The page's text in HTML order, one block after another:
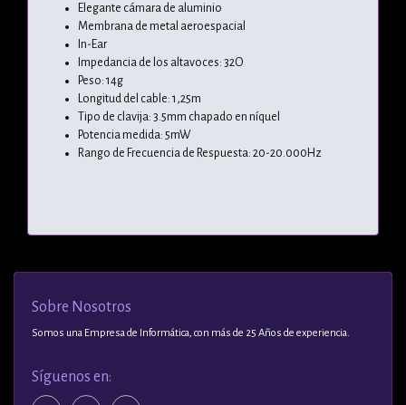
Elegante cámara de aluminio
Membrana de metal aeroespacial
In-Ear
Impedancia de los altavoces: 32O
Peso: 14g
Longitud del cable: 1,25m
Tipo de clavija: 3.5mm chapado en níquel
Potencia medida: 5mW
Rango de Frecuencia de Respuesta: 20-20.000Hz
Sobre Nosotros
Somos una Empresa de Informática, con más de 25 Años de experiencia.
Síguenos en: